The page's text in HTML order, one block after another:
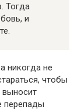
Тогда
и
никогда не
чтобы
выносит
перепады